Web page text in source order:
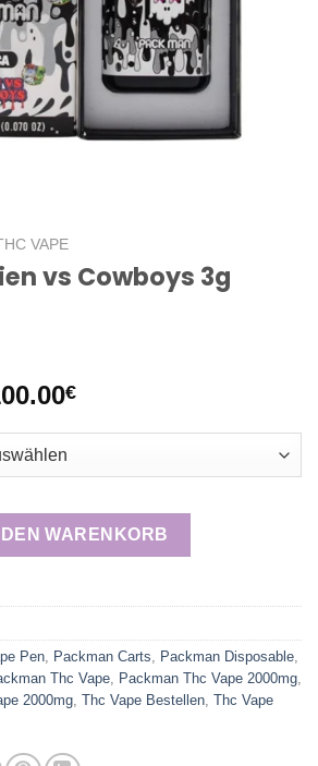
VAPE
vs Cowboys 3g
€Preisspanne:
2,100.00€
3g Menge
DEN WARENKORB
Pen, Packman Carts, Packman Disposable,
Thc Vape, Packman Thc Vape 2000mg,
2000mg, Thc Vape Bestellen, Thc Vape